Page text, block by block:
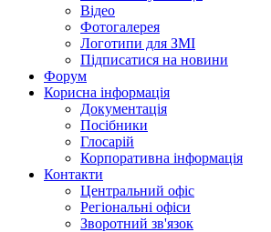
Відео
Фотогалерея
Логотипи для ЗМІ
Підписатися на новини
Форум
Корисна інформація
Документація
Посібники
Глосарій
Корпоративна інформація
Контакти
Центральний офіс
Регіональні офіси
Зворотний зв'язок